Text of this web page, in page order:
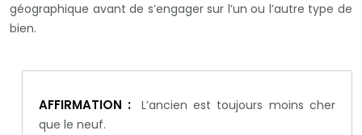
géographique avant de s’engager sur l’un ou l’autre type de
bien.
AFFIRMATION :
L’ancien est toujours moins cher
que le neuf.